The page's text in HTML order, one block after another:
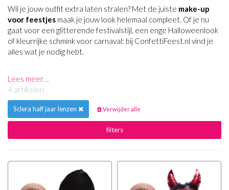
Wil je jouw outfit extra laten stralen? Met de juiste make-up
voor feestjes maak je jouw look helemaal compleet. Of je nu
gaat voor een glitterende festivalstijl, een enge Halloweenlook
of kleurrijke schmink voor carnaval: bij ConfettiFeest.nl vind je
alles wat je nodig hebt.
Lees meer…
4 artikelen
Sclera half jaar lenzen Verwijder alle
filters